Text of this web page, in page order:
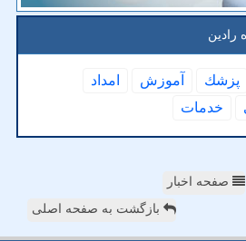
رادین
پزشك آموزش
امداد
خدمات
صفحه اخبار
بازگشت به صفحه اصلی